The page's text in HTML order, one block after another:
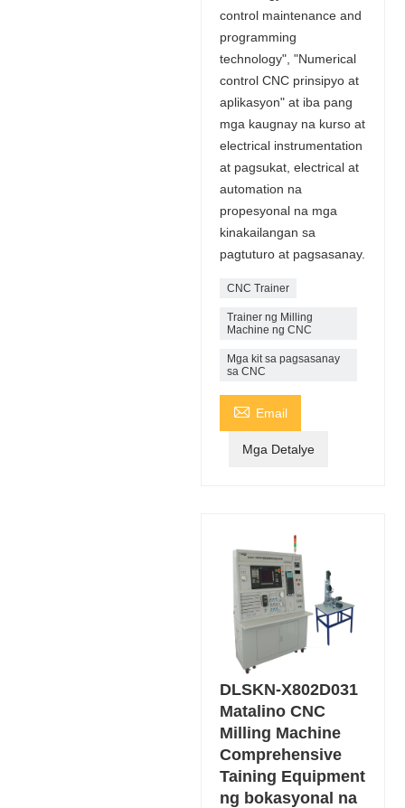
control maintenance and
programming
technology", "Numerical
control CNC prinsipyo at
aplikasyon" at iba pang
mga kaugnay na kurso at
electrical instrumentation
at pagsukat, electrical at
automation na
propesyonal na mga
kinakailangan sa
pagtuturo at pagsasanay.
CNC Trainer
Trainer ng Milling
Machine ng CNC
Mga kit sa pagsasanay
sa CNC
 Email
Mga Detalye
DLSKN-X802D031
Matalino CNC
Milling Machine
Comprehensive
Taining Equipment
ng bokasyonal na